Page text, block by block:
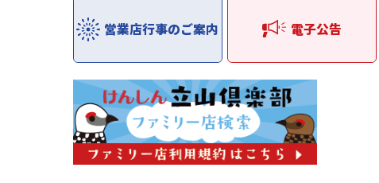
営業店行事のご案内 電子公告